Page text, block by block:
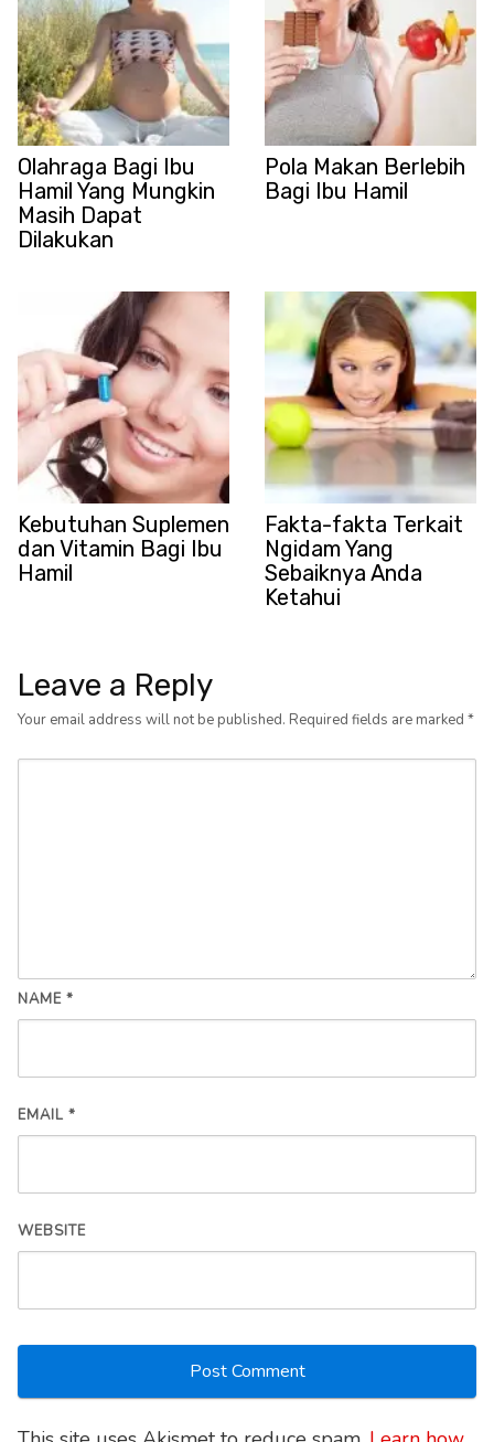
Olahraga Bagi Ibu
Hamil Yang Mungkin
Masih Dapat
Dilakukan
Pola Makan Berlebih
Bagi Ibu Hamil
Kebutuhan Suplemen
dan Vitamin Bagi Ibu
Hamil
Fakta-fakta Terkait
Ngidam Yang
Sebaiknya Anda
Ketahui
Leave a Reply
Your email address will not be published. Required fields are marked *
NAME *
EMAIL *
WEBSITE